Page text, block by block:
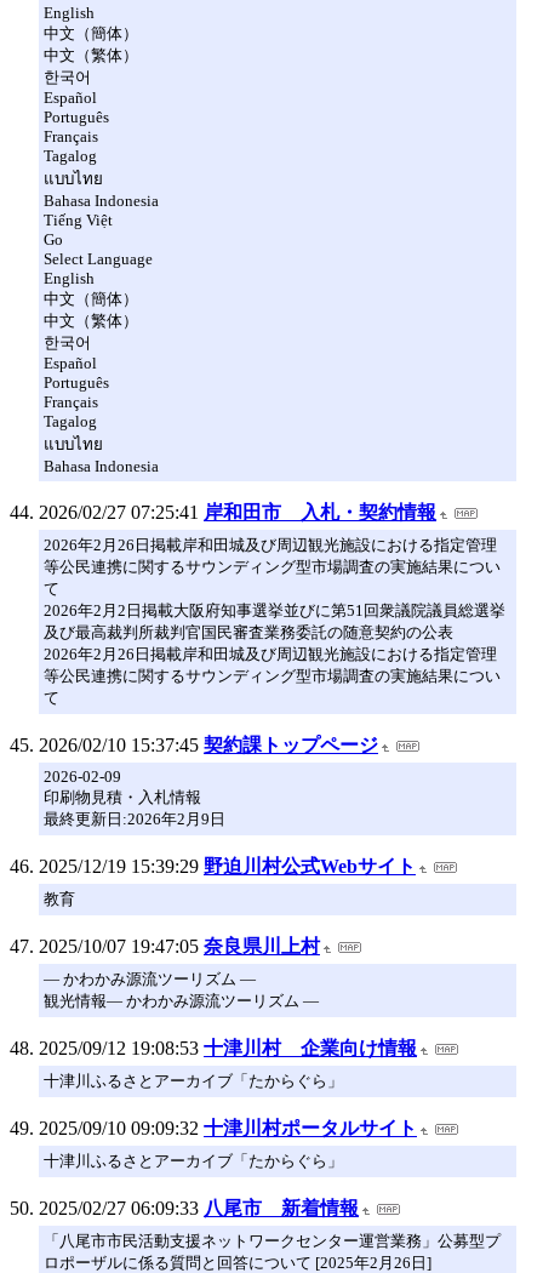
English
中文（簡体）
中文（繁体）
한국어
Español
Português
Français
Tagalog
แบบไทย
Bahasa Indonesia
Tiếng Việt
Go
Select Language
English
中文（簡体）
中文（繁体）
한국어
Español
Português
Français
Tagalog
แบบไทย
Bahasa Indonesia
2026/02/27 07:25:41 岸和田市 入札・契約情報
2026年2月26日掲載岸和田城及び周辺観光施設における指定管理
等公民連携に関するサウンディング型市場調査の実施結果につい
て
2026年2月2日掲載大阪府知事選挙並びに第51回衆議院議員総選挙
及び最高裁判所裁判官国民審査業務委託の随意契約の公表
2026年2月26日掲載岸和田城及び周辺観光施設における指定管理
等公民連携に関するサウンディング型市場調査の実施結果につい
て
2026/02/10 15:37:45 契約課トップページ
2026-02-09
印刷物見積・入札情報
最終更新日:2026年2月9日
2025/12/19 15:39:29 野迫川村公式Webサイト
教育
2025/10/07 19:47:05 奈良県川上村
― かわかみ源流ツーリズム ―
観光情報― かわかみ源流ツーリズム ―
2025/09/12 19:08:53 十津川村 企業向け情報
十津川ふるさとアーカイブ「たからぐら」
2025/09/10 09:09:32 十津川村ポータルサイト
十津川ふるさとアーカイブ「たからぐら」
2025/02/27 06:09:33 八尾市 新着情報
「八尾市市民活動支援ネットワークセンター運営業務」公募型プ
ロポーザルに係る質問と回答について [2025年2月26日]